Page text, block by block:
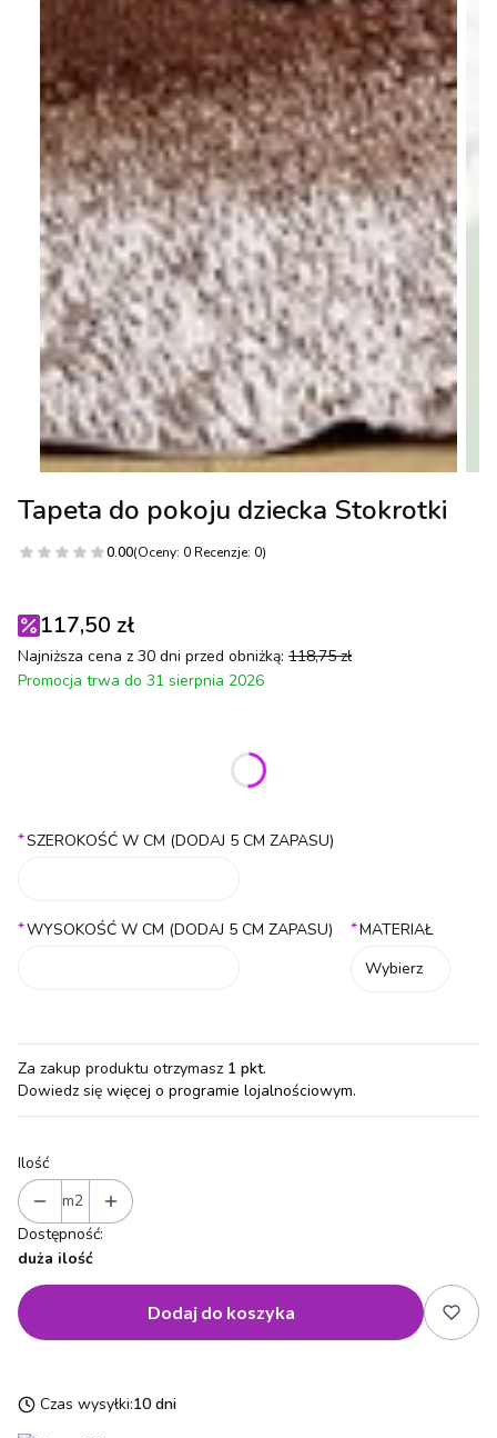
Tapeta do pokoju dziecka Stokrotki
0.00(Oceny: 0 Recenzje: 0)
117,50 zł
Najniższa cena z 30 dni przed obniżką: 118,75 zł
Promocja trwa do 31 sierpnia 2026
Poszczególne warianty mogą różnić się ceną
*SZEROKOŚĆ W CM (DODAJ 5 CM ZAPASU)
*WYSOKOŚĆ W CM (DODAJ 5 CM ZAPASU) *MATERIAŁ
Wybierz
Za zakup produktu otrzymasz 1 pkt.
Dowiedz się więcej o programie lojalnościowym.
Ilość
m2
Dostępność:
duża ilość
Dodaj do koszyka
Czas wysyłki:10 dni